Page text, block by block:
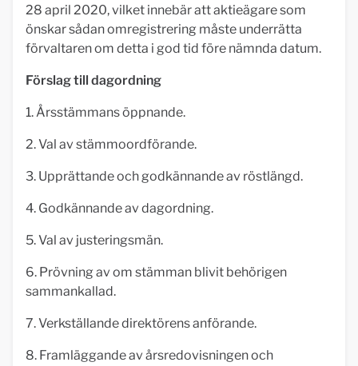
28 april 2020, vilket innebär att aktieägare som
önskar sådan omregistrering måste underrätta
förvaltaren om detta i god tid före nämnda datum.
Förslag till dagordning
1. Årsstämmans öppnande.
2. Val av stämmoordförande.
3. Upprättande och godkännande av röstlängd.
4. Godkännande av dagordning.
5. Val av justeringsmän.
6. Prövning av om stämman blivit behörigen
sammankallad.
7. Verkställande direktörens anförande.
8. Framläggande av årsredovisningen och